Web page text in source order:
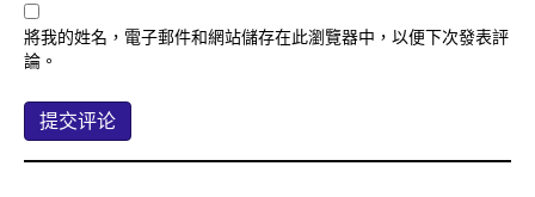
將我的姓名，電子郵件和網站儲存在此瀏覽器中，以便下次發表評
論。